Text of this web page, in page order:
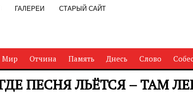
ГАЛЕРЕИ СТАРЫЙ САЙТ
Мир Отчина Память Днесь Слово
ПЕСНЯ ЛЬЁТСЯ – ТАМ